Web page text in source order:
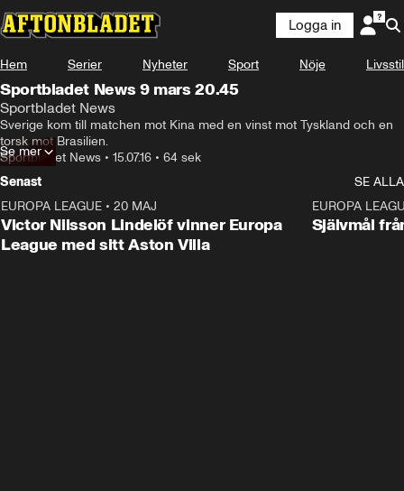
Logga in
Hem Serier Nyheter Sport Nöje Livsstil
Sportbladet News 9 mars 20.45
Sportbladet News
Sverige kom till matchen mot Kina med en vinst mot Tyskland och en
torsk mot Brasilien.
Sportbladet News • 15.07.16 • 64 sek
Se mer
Senast
SE ALLA
EUROPA LEAGUE • 20 MAJ
Victor Nilsson Lindelöf vinner Europa
League med sitt Aston Villa
EUROPA
Självmål